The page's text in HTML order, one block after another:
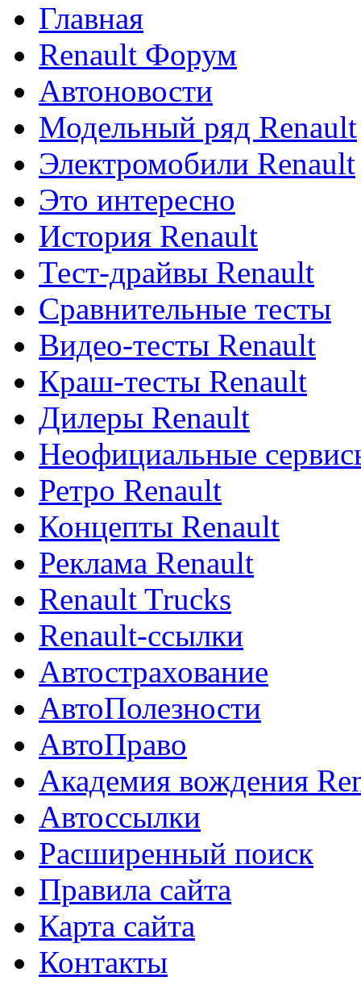
Главная
Renault Форум
Автоновости
Модельный ряд Renault
Электромобили Renault
Это интересно
История Renault
Тест-драйвы Renault
Сравнительные тесты
Видео-тесты Renault
Краш-тесты Renault
Дилеры Renault
Неофициальные
Ретро Renault
Концепты Renault
Реклама Renault
Renault Trucks
Renault-ссылки
Автострахование
АвтоПолезности
АвтоПраво
Академия вождения
Автоссылки
Расширенный поиск
Правила сайта
Карта сайта
Контакты